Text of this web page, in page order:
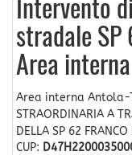
Intervento
stradale SP
Area
Area interna Antola-
STRAORDINARIA A
DELLA SP 62 FRANCO
CUP: